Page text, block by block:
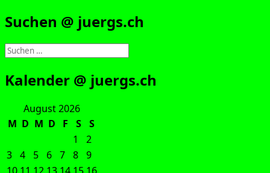
Suchen @ juergs.ch
Suchen
nach:
Kalender @ juergs.ch
August 2026
M D M D F S
S
1
2
3 4 5 6 7 8 9
10 11 12 13 14 15 16